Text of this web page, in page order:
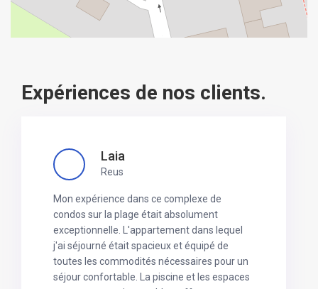
Expériences de nos clients.
Laia
Reus
Mon expérience dans ce complexe de
condos sur la plage était absolument
exceptionnelle. L'appartement dans lequel
j'ai séjourné était spacieux et équipé de
toutes les commodités nécessaires pour un
séjour confortable. La piscine et les espaces